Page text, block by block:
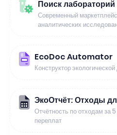
Поиск лабораторий
Современный
аналитических
EcoDoc Automator
Конструктор
ЭкоОтчёт: Отходы
Отчётность по отходам за
переплат